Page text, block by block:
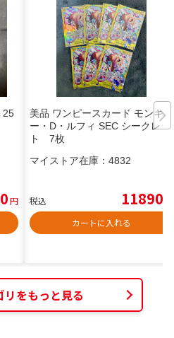
25
円
美品 ワンピースカード モンキ
ー・D・ルフィ SEC シークレッ
ト 7枚
マイストア在庫： 4832
税込 11890
カートに入れる
リをもっと見る